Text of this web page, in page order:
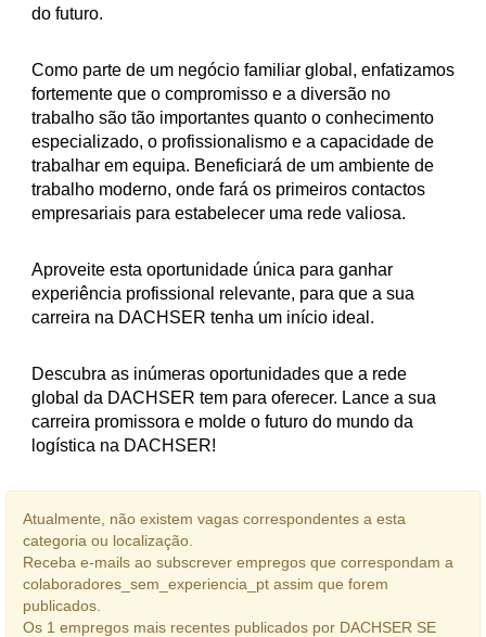
do futuro.
Como parte de um negócio familiar global, enfatizamos
fortemente que o compromisso e a diversão no
trabalho são tão importantes quanto o conhecimento
especializado, o profissionalismo e a capacidade de
trabalhar em equipa. Beneficiará de um ambiente de
trabalho moderno, onde fará os primeiros contactos
empresariais para estabelecer uma rede valiosa.
Aproveite esta oportunidade única para ganhar
experiência profissional relevante, para que a sua
carreira na DACHSER tenha um início ideal.
Descubra as inúmeras oportunidades que a rede
global da DACHSER tem para oferecer. Lance a sua
carreira promissora e molde o futuro do mundo da
logística na DACHSER!
Atualmente, não existem vagas correspondentes a esta
categoria ou localização.
Receba e-mails ao subscrever empregos que correspondam a
colaboradores_sem_experiencia_pt assim que forem
publicados.
Os 1 empregos mais recentes publicados por DACHSER SE